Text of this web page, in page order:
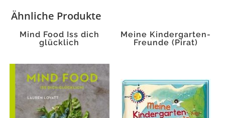
Ähnliche Produkte
Mind Food Iss dich
glücklich
Meine Kindergarten-
Freunde (Pirat)